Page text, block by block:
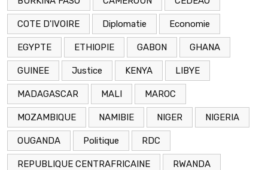
COTE D'IVOIRE Diplomatie Economie
EGYPTE ETHIOPIE GABON GHANA
GUINEE Justice KENYA LIBYE
MADAGASCAR MALI MAROC
MOZAMBIQUE NAMIBIE NIGER NIGERIA
OUGANDA Politique RDC
REPUBLIQUE CENTRAFRICAINE RWANDA